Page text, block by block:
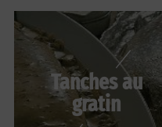
Tanches au
gratin